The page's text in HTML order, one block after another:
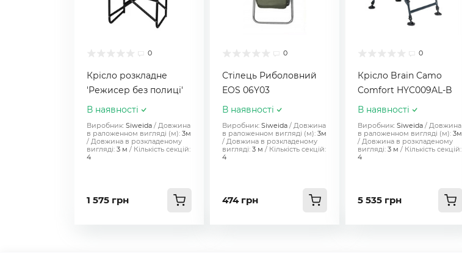
0
Крісло розкладне
'Режисер без полиці'
В наявності
Виробник: Siweida
Довжина
в раложенном вигляді (м): 3м
Довжина в розкладеному
вигляді: 3 м
Кількість секцій:
4
1 575 грн
0
Стілець Риболовний
EOS 06Y03
В наявності
Виробник: Siweida
Довжина
в раложенном вигляді (м): 3м
Довжина в розкладеному
вигляді: 3 м
Кількість секцій:
4
474 грн
0
Крісло Brain Camo
Comfort HYC009AL-B
В наявності
Виробник: Siweida
Довжина
в раложенном вигляді (м): 3м
Довжина в розкладеному
вигляді: 3 м
Кількість секцій:
4
5 535 грн